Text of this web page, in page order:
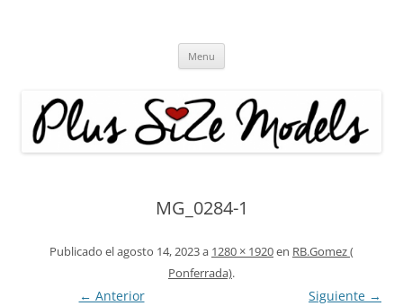
Plus Size Models
Menu
MG_0284-1
Publicado elagosto 14, 2023a 1280 × 1920en RB.Gomez (
Ponferrada).
← Anterior Siguiente →